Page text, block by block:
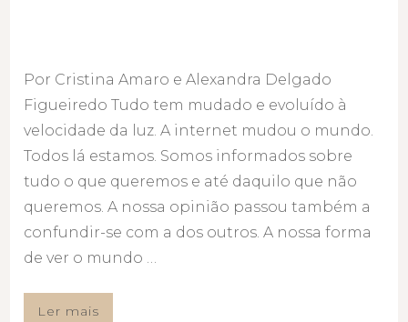
Por Cristina Amaro e Alexandra Delgado
Figueiredo Tudo tem mudado e evoluído à
velocidade da luz. A internet mudou o mundo.
Todos lá estamos. Somos informados sobre
tudo o que queremos e até daquilo que não
queremos. A nossa opinião passou também a
confundir-se com a dos outros. A nossa forma
de ver o mundo …
Ler mais